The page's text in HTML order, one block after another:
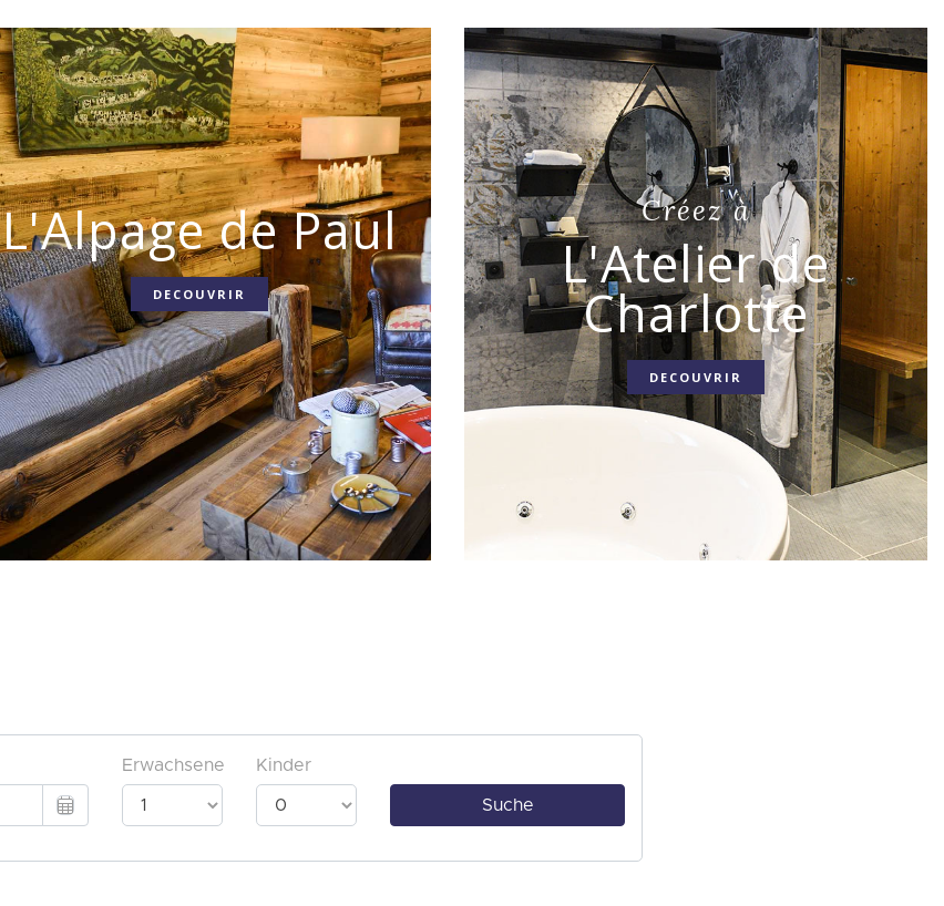
L'Alpage de Paul
DECOUVRIR
Créez à
L'Atelier de
Charlotte
DECOUVRIR